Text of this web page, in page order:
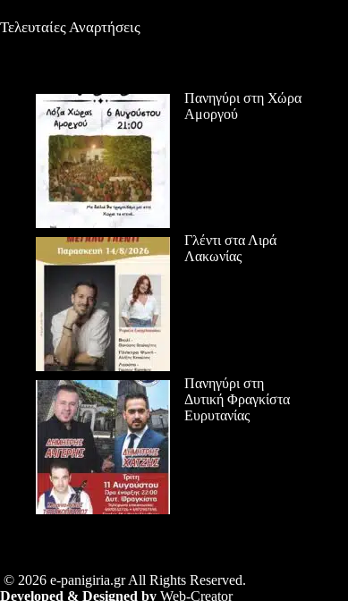
Τελευταίες Αναρτήσεις
Πανηγύρι στη Χώρα
Αμοργού
Γλέντι στα Λιρά
Λακωνίας
Πανηγύρι στη
Δυτική Φραγκίστα
Ευρυτανίας
© 2026 e-panigiria.gr All Rights Reserved.
Developed & Designed by Web-Creator